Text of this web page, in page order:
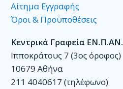
Αίτημα Εγγραφής
Όροι & Προϋποθέσεις
Κεντρικά Γραφεία ΕΝ.Π.ΑΝ.
Ιπποκράτους 7 (3ος όροφος)
10679 Αθήνα
211 4040617 (τηλέφωνο)